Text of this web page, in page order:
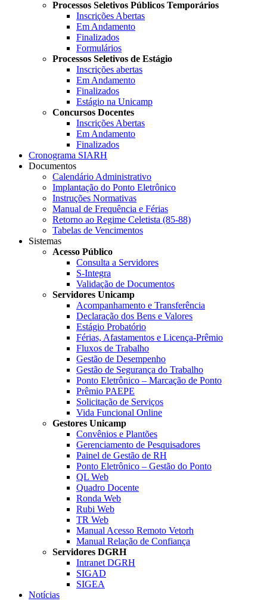
Processos Seletivos Públicos Temporários
Inscrições Abertas
Em Andamento
Finalizados
Formulários
Processos Seletivos de Estágio
Inscrições abertas
Em Andamento
Finalizados
Estágio na Unicamp
Concursos Docentes
Inscrições Abertas
Em Andamento
Finalizados
Cronograma SIARH
Documentos
Calendário Administrativo
Implantação do Ponto Eletrônico
Instruções Normativas
Manual de Frequência e Férias
Retorno ao Regime Celetista (85-88)
Tabelas de Vencimentos
Sistemas
Acesso Público
Consulta a Servidores
S-Integra
Validação de Documentos
Servidores Unicamp
Acompanhamento e Transferência
Declaração dos Bens e Valores
Estágio Probatório
Férias, Afastamentos e Licença-Prêmio
Fluxos de Trabalho
Gestão de Desempenho
Gestão de Segurança do Trabalho
Ponto Eletrônico – Marcação de Ponto
Prêmio PAEPE
Solicitação de Serviços
Vida Funcional Online
Gestores Unicamp
Convênios e Plantões
Gerenciamento de Pesquisadores
Painel de Gestão de RH
Ponto Eletrônico – Gestão do Ponto
QL Web
Quadro Docente
Ronda Web
Rubi Web
TR Web
Manual Acesso Remoto Vetorh
Manual Relação de Confiança
Servidores DGRH
Intranet DGRH
SIGAD
SIGEA
Notícias